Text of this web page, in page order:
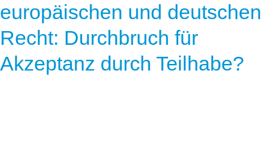
europäischen und deutschen
Recht: Durchbruch für
Akzeptanz durch Teilhabe?